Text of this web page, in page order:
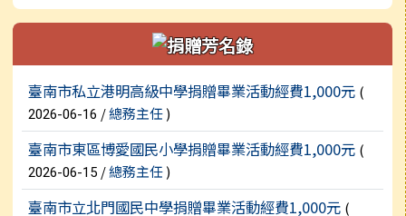
新聞列表
臺南市私立港明高級中學捐贈畢業活動經費1,000元 (
2026-06-16 /總務主任)
臺南市東區博愛國民小學捐贈畢業活動經費1,000元 (
2026-06-15 /總務主任)
臺南市立北門國民中學捐贈畢業活動經費1,000元 (